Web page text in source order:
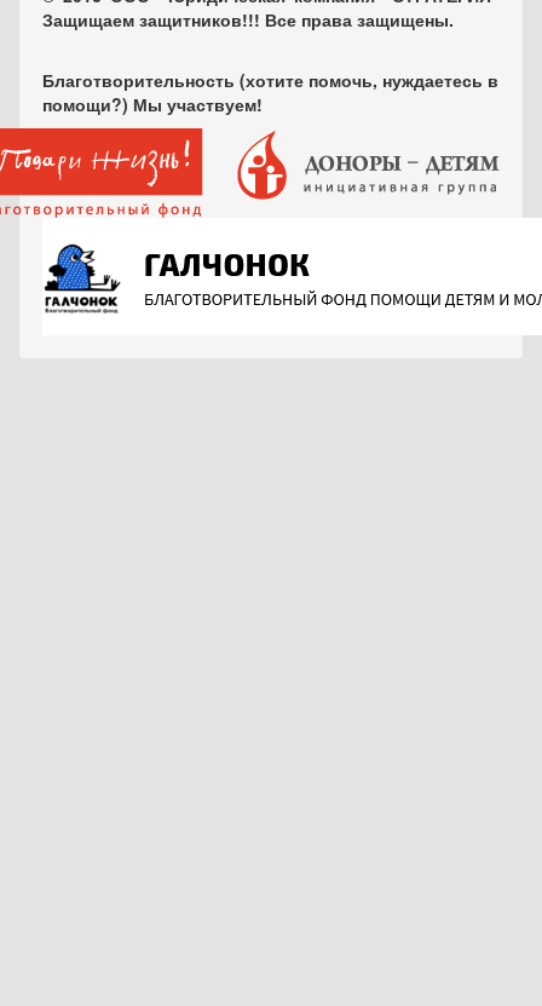
Защищаем защитников!!! Все права защищены.
Благотворительность (хотите помочь, нуждаетесь в
помощи?) Мы участвуем!